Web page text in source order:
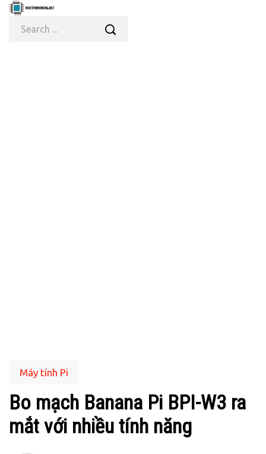
Máy tính Pi
Bo mạch Banana Pi BPI-W3 ra
mắt với nhiều tính năng